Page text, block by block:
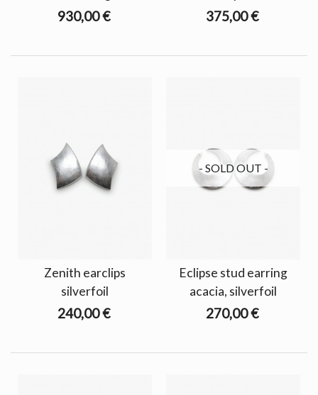
930,00 € 375,00 €
Zenith earclips
silverfoil
240,00 €
- SOLD OUT -
Eclipse stud earring
acacia, silverfoil
270,00 €